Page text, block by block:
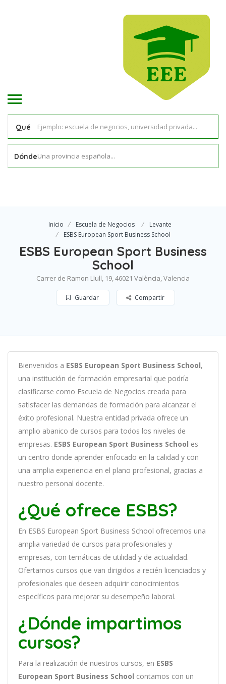
Qué
DóndeUna provincia española...
Inicio Escuela de Negocios
Levante
ESBS European Sport Business School
ESBS European Sport Business
School
Carrer de Ramon Llull, 19, 46021 València, Valencia
Guardar Compartir
Bienvenidos a ESBS European Sport Business School,
una institución de formación empresarial que podría
clasificarse como Escuela de Negocios creada para
satisfacer las demandas de formación para alcanzar el
éxito profesional. Nuestra entidad privada ofrece un
amplio abanico de cursos para todos los niveles de
empresas. ESBS European Sport Business School es
un centro donde aprender enfocado en la calidad y con
una amplia experiencia en el plano profesional, gracias a
nuestro personal docente.
¿Qué ofrece ESBS?
En ESBS European Sport Business School ofrecemos una
amplia variedad de cursos para profesionales y
empresas, con temáticas de utilidad y de actualidad.
Ofertamos cursos que van dirigidos a recién licenciados y
profesionales que deseen adquirir conocimientos
específicos para mejorar su desempeño laboral.
¿Dónde impartimos
cursos?
Para la realización de nuestros cursos, en ESBS
European Sport Business School contamos con un